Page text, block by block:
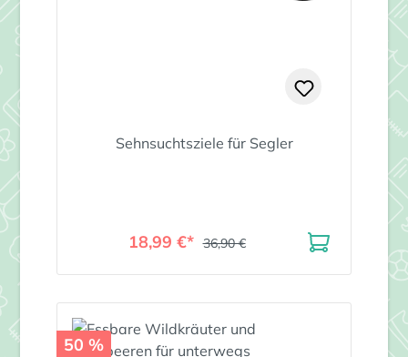
Sehnsuchtsziele für Segler
18,99 €* 36,90 €
50 %